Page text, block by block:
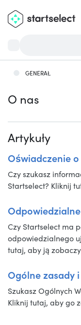
GENERAŁ
O nas
Artykuły
Oświadczenie
Czy szukasz
Startselect? Kliknij
Czy Startselect ma
odpowiedzialnego
tutaj, aby ją
Ogólne zasady
Szukasz Ogólnych
Kliknij tutaj, aby go